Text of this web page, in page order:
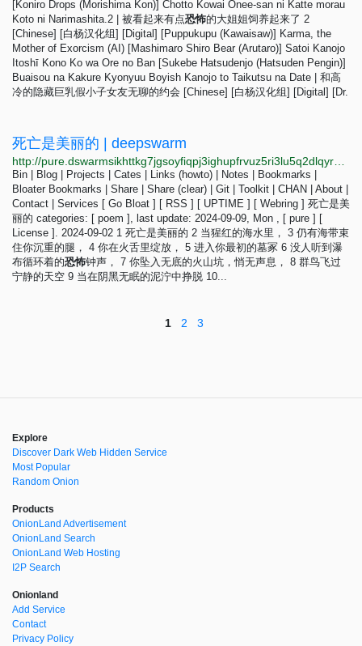
[Koniro Drops (Morishima Kon)] Chotto Kowai Onee-san ni Katte morau
Koto ni Narimashita.2 | 被看起来有点恐怖的大姐姐饲养起来了 2
[Chinese] [白杨汉化组] [Digital] [Puppukupu (Kawaisaw)] Karma, the
Mother of Exorcism (AI) [Mashimaro Shiro Bear (Arutaro)] Satoi Kanojo
Itoshī Kono Ko wa Ore no Ban [Sukebe Hatsudenjo (Hatsuden Pengin)]
Buaisou na Kakure Kyonyuu Boyish Kanojo to Taikutsu na Date | 和高
冷的隐藏巨乳假小子女友无聊的约会 [Chinese] [白杨汉化组] [Digital] [Dr.
死亡是美丽的 | deepswarm
Bin | Blog | Projects | Cates | Links (howto) | Notes | Bookmarks |
Bloater Bookmarks | Share | Share (clear) | Git | Toolkit | CHAN | About |
Contact | Services [ Go Bloat ] [ RSS ] [ UPTIME ] [ Webring ] 死亡是美
丽的 categories: [ poem ], last update: 2024-09-09, Mon , [ pure ] [
License ]. 2024-09-02 1 死亡是美丽的 2 当猩红的海水里， 3 仍有海带束
住你沉重的腿， 4 你在火舌里绽放， 5 进入你最初的墓冢 6 没人听到瀑
布循环着的恐怖钟声， 7 你坠入无底的火山坑，悄无声息， 8 群鸟飞过
宁静的天空 9 当在阴黑无眠的泥泞中挣脱 10...
1 2 3
Explore
Discover Dark Web Hidden Service
Most Popular
Random Onion
Products
OnionLand Advertisement
OnionLand Search
OnionLand Web Hosting
I2P Search
Onionland
Add Service
Contact
Privacy Policy